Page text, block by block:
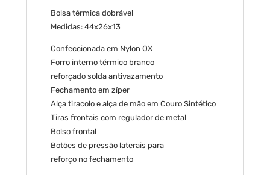
Bolsa térmica dobrável
Medidas: 44x26x13
Confeccionada em Nylon OX
Forro interno térmico branco
reforçado solda antivazamento
Fechamento em zíper
Alça tiracolo e alça de mão em Couro Sintético
Tiras frontais com regulador de metal
Bolso frontal
Botões de pressão laterais para
reforço no fechamento